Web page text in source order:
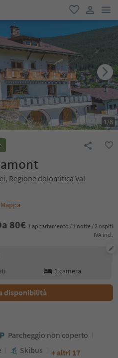
favoriti
user link
1/8
Regione dolomitica Val
80€ 1 appartamento / 1 notte / 2 ospiti
IVA incl.
1 camera
disponibilità
Parcheggio non coperto
Skibus + altri 17